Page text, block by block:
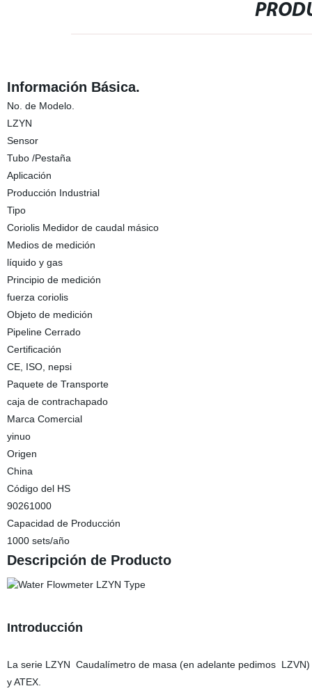
Información Básica.
No. de Modelo.
LZYN
Sensor
Tubo /Pestaña
Aplicación
Producción Industrial
Tipo
Coriolis Medidor de caudal másico
Medios de medición
líquido y gas
Principio de medición
fuerza coriolis
Objeto de medición
Pipeline Cerrado
Certificación
CE, ISO, nepsi
Paquete de Transporte
caja de contrachapado
Marca Comercial
yinuo
Origen
China
Código del HS
90261000
Capacidad de Producción
1000 sets/año
Descripción de Producto
Introducción
La serie LZYN Caudalímetro de masa (en adelante pedimos
y ATEX.